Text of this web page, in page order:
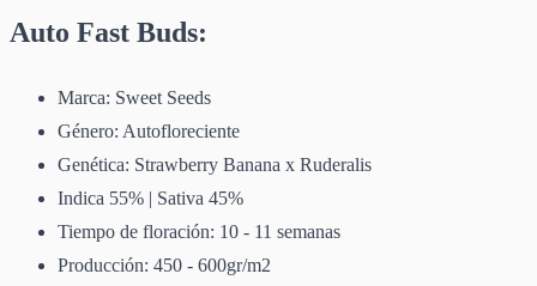
Auto Fast Buds:
Marca: Sweet Seeds
Género: Autofloreciente
Genética: Strawberry Banana x Ruderalis
Indica 55% | Sativa 45%
Tiempo de floración: 10 - 11 semanas
Producción: 450 - 600gr/m2